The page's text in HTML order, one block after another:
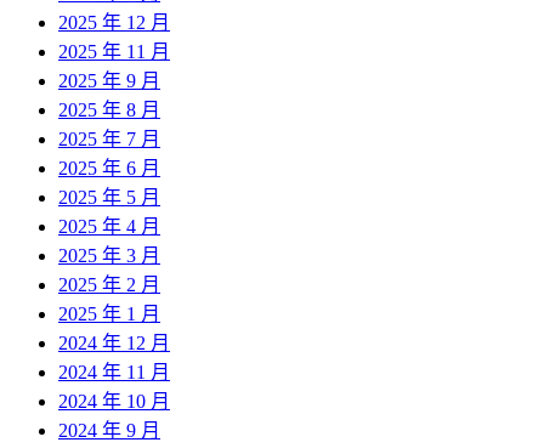
2025 年 12 月
2025 年 11 月
2025 年 9 月
2025 年 8 月
2025 年 7 月
2025 年 6 月
2025 年 5 月
2025 年 4 月
2025 年 3 月
2025 年 2 月
2025 年 1 月
2024 年 12 月
2024 年 11 月
2024 年 10 月
2024 年 9 月